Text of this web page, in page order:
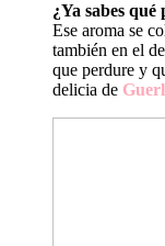
¿Ya sabes
Ese aroma se
también en el
que perdure y
delicia de